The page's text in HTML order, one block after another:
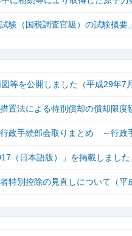
験（国税調査官級）の試験概
等を公開しました（平成29年7
措置法による特別償却の償却限
政手続部会取りまとめ ～行政
（日本語版）」を掲載しまし
特別控除の見直しについて（平